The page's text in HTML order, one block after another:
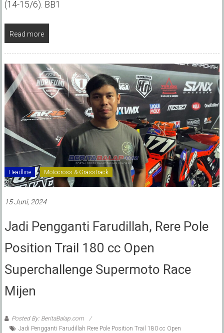
(14-15/6). BB1
Read more
Headline Motocross & Grasstrack
15 Juni, 2024
Jadi Pengganti Farudillah, Rere Pole
Position Trail 180 cc Open
Superchallenge Supermoto Race
Mijen
Posted By: BeritaBalap.com
Jadi Pengganti Farudillah Rere Pole Position Trail 180 cc Open